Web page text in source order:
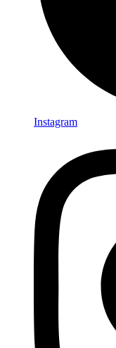
Instagram